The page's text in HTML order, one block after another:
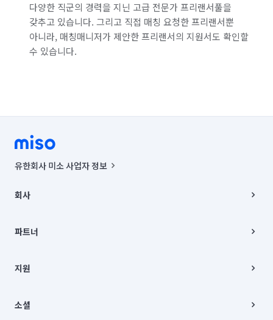
다양한 직군의 경력을 지닌 고급 전문가 프리랜서풀을
갖추고 있습니다. 그리고 직접 매칭 요청한 프리랜서뿐
아니라, 매칭매니저가 제안한 프리랜서의 지원서도 확인할
수 있습니다.
유한회사 미소 사업자 정보
00019 |
주소 | 본사: 서울특별시 종로구 율곡로 6(중학동, 트윈트리빌딩) B동 5층
컨택센터 : 서울특별시 종로구 수송동 율곡로 24, 7층, 8층 미소
상품, 상품정보, 거래에 관한 의무와 책임은 거래당사자에게 있습니다.
언론 보도 관련 문의:
© 유한회사 미소. Miso, Inc. All Rights Reserved.
회사
채용
파트너
이사
지원
이용약관
소셜